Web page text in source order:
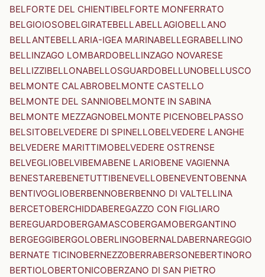
BELFORTE DEL CHIENTIBELFORTE MONFERRATO
BELGIOIOSOBELGIRATEBELLABELLAGIOBELLANO
BELLANTEBELLARIA-IGEA MARINABELLEGRABELLINO
BELLINZAGO LOMBARDOBELLINZAGO NOVARESE
BELLIZZIBELLONABELLOSGUARDOBELLUNOBELLUSCO
BELMONTE CALABROBELMONTE CASTELLO
BELMONTE DEL SANNIOBELMONTE IN SABINA
BELMONTE MEZZAGNOBELMONTE PICENOBELPASSO
BELSITOBELVEDERE DI SPINELLOBELVEDERE LANGHE
BELVEDERE MARITTIMOBELVEDERE OSTRENSE
BELVEGLIOBELVIBEMABENE LARIOBENE VAGIENNA
BENESTAREBENETUTTIBENEVELLOBENEVENTOBENNA
BENTIVOGLIOBERBENNOBERBENNO DI VALTELLINA
BERCETOBERCHIDDABEREGAZZO CON FIGLIARO
BEREGUARDOBERGAMASCOBERGAMOBERGANTINO
BERGEGGIBERGOLOBERLINGOBERNALDABERNAREGGIO
BERNATE TICINOBERNEZZOBERRABERSONEBERTINORO
BERTIOLOBERTONICOBERZANO DI SAN PIETRO